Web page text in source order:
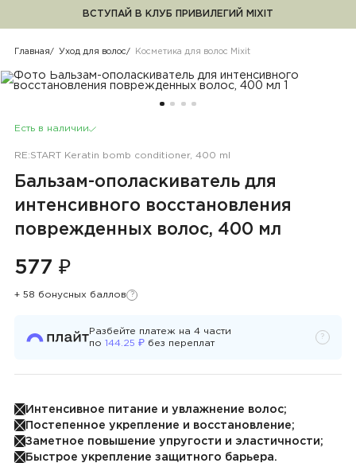
ВСТУПАЙ В КЛУБ ПРИВИЛЕГИЙ MIXIT
Главная Уход для волос Косметика для волос Mixit
RE:START Keratin bomb conditioner, 400 ml
Есть в наличии
Бальзам-ополаскиватель для
интенсивного восстановления
поврежденных волос, 400 мл
577 ₽
+ 58 бонусных баллов Узнать подробности
?
Разбейте платеж на4 части
по144.25₽ без переплат Узнать
?
Интенсивное питание и увлажнение волос;
Постепенное укрепление и восстановление;
Заметное повышение упругости и эластичности;
Быстрое укрепление защитного барьера.